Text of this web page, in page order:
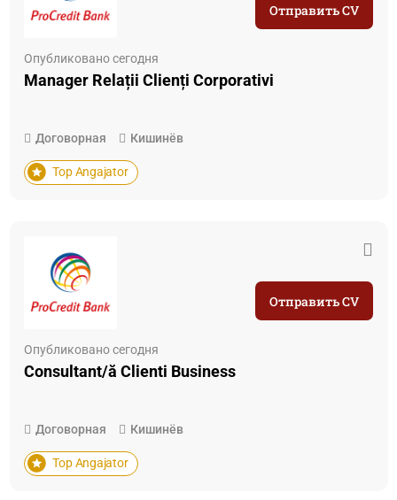
Опубликовано сегодня
Manager Relații Clienți Corporativi
Договорная Кишинёв
Top Angajator
Отправить CV
Опубликовано сегодня
Consultant/ă Clienti Business
Договорная Кишинёв
Top Angajator
Отправить CV